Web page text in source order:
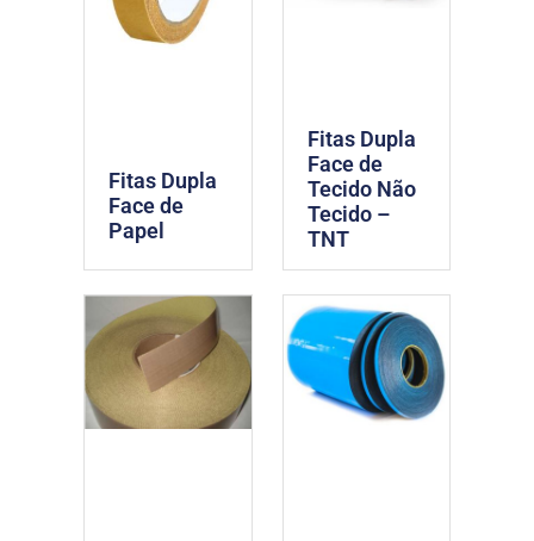
Fitas Dupla
Face de
Papel
Fitas Dupla
Face de
Tecido Não
Tecido –
TNT